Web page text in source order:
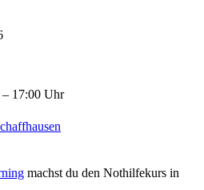
– 17:00 Uhr
machst du den Nothilfekurs in